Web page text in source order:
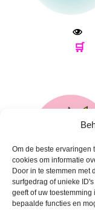
Om de beste
cookies om informatie
Door in te stemmen
surfgedrag of unieke
geeft of uw
bepaalde functies en
🛒
🛒